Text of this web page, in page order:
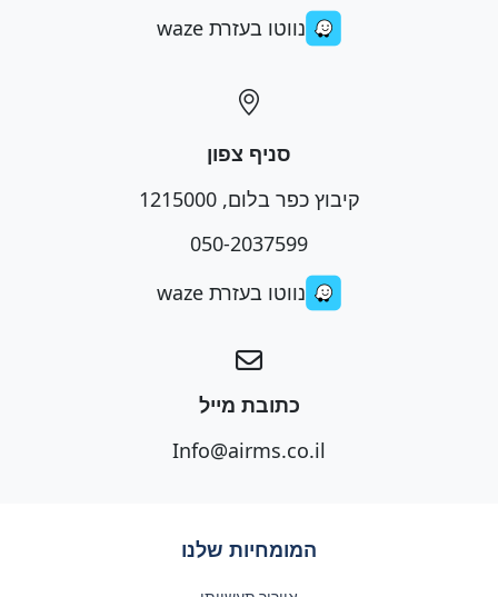
נווטו בעזרת waze
סניף צפון
קיבוץ כפר בלום, 1215000
050-2037599
נווטו בעזרת waze
כתובת מייל
Info@airms.co.il
המומחיות שלנו